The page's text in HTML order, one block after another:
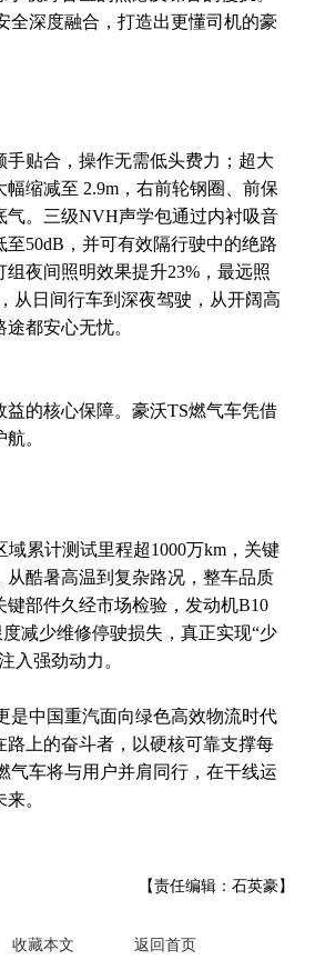
全深度融合，打造出更懂司机的豪
贴合，操作无需低头费力；超大
缩减至 2.9m，右前轮钢圈、前保
气。三级NVH声学包通过内衬吸音
50dB，并可有效隔行驶中的绝路
夜间照明效果提升23%，最远照
从日间行车到深夜驾驶，从开阔高
都安心无忧。
的核心保障。豪沃TS燃气车凭借
。
累计测试里程超1000万km，关键
从酷暑高温到复杂路况，整车品质
部件久经市场检验，发动机B10
减少维修停驶损失，真正实现“少
入强劲动力。
是中国重汽面向绿色高效物流时代
上的奋斗者，以硬核可靠支撑每
气车将与用户并肩同行，在干线运
。
【责任编辑：石英豪】
收藏本文 返回首页